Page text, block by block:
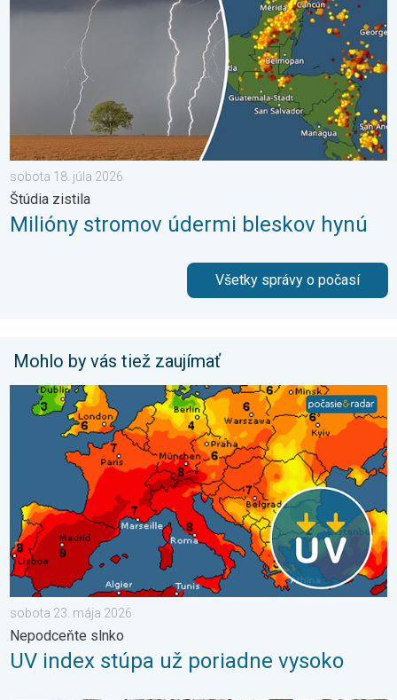
sobota 18. júla 2026
Štúdia zistila
Milióny stromov údermi bleskov hynú
Všetky správy o počasí
Mohlo by vás tiež zaujímať
UV index stúpa už poriadne vysoko. Nepodceňte slnko. . .
sobota 23. mája 2026
Nepodceňte slnko
UV index stúpa už poriadne vysoko